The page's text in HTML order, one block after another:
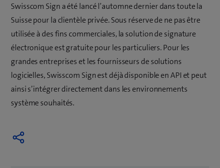
Swisscom Sign a été lancé l’automne dernier dans toute la
Suisse pour la clientèle privée. Sous réserve de ne pas être
utilisée à des fins commerciales, la solution de signature
électronique est gratuite pour les particuliers. Pour les
grandes entreprises et les fournisseurs de solutions
logicielles, Swisscom Sign est déjà disponible en API et peut
ainsi s’intégrer directement dans les environnements
système souhaités.